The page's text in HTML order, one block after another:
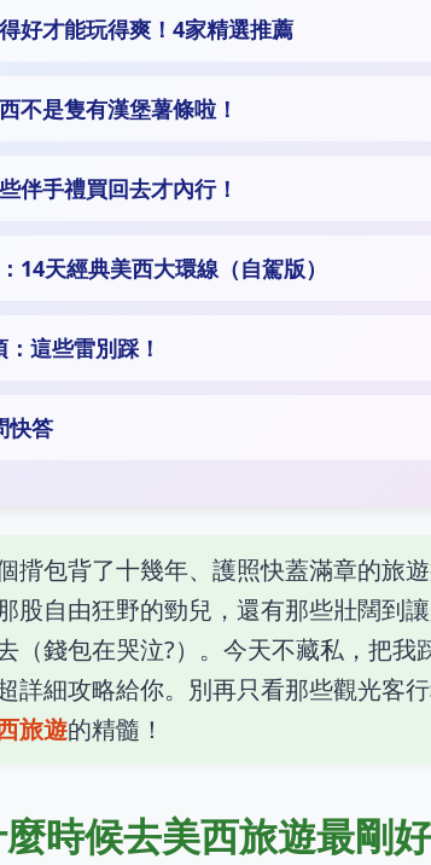
好才能玩得爽！4家精選推薦
不是隻有漢堡薯條啦！
伴手禮買回去才內行！
14天經典美西大環線（自駕版）
這些雷別踩！
快答
揹包背了十幾年、護照快蓋滿章的旅
股自由狂野的勁兒，還有那些壯闊到
（錢包在哭泣?）。今天不藏私，把我
詳細攻略給你。別再只看那些觀光客
旅遊的精髓！
時候去美西旅遊最剛